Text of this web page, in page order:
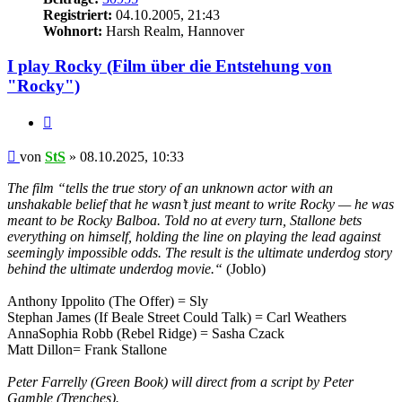
Registriert: 04.10.2005, 21:43
Wohnort: Harsh Realm, Hannover
I play Rocky (Film über die Entstehung von
"Rocky")
Beitrag
von StS » 08.10.2025, 10:33
The film “tells the true story of an unknown actor with an
unshakable belief that he wasn’t just meant to write Rocky — he was
meant to be Rocky Balboa. Told no at every turn, Stallone bets
everything on himself, holding the line on playing the lead against
seemingly impossible odds. The result is the ultimate underdog story
behind the ultimate underdog movie.“ (Joblo)
Anthony Ippolito (The Offer) = Sly
Stephan James (If Beale Street Could Talk) = Carl Weathers
AnnaSophia Robb (Rebel Ridge) = Sasha Czack
Matt Dillon= Frank Stallone
Peter Farrelly (Green Book) will direct from a script by Peter
Gamble (Trenches).